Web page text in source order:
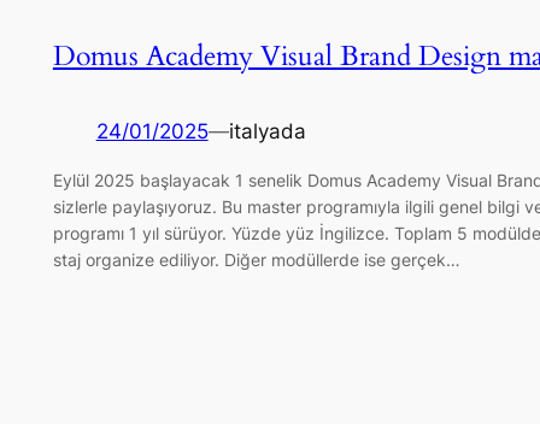
Domus Academy Visual Brand Design
24/01/2025—italyada
Eylül 2025 başlayacak 1 senelik Domus Academy Visual
sizlerle paylaşıyoruz. Bu master programıyla ilgili genel bilgi
programı 1 yıl sürüyor. Yüzde yüz İngilizce. Toplam 5
staj organize ediliyor. Diğer modüllerde ise gerçek…